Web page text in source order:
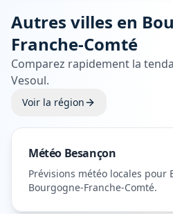
Autres villes en
Franche-Comté
Comparez rapidement la
Vesoul.
Voir la région
Météo Besançon
Prévisions météo locales pour
Bourgogne-Franche-Comté.